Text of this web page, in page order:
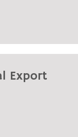
Export